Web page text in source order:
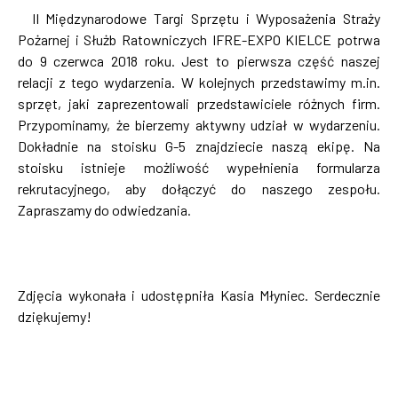
II Międzynarodowe Targi Sprzętu i Wyposażenia Straży
Pożarnej i Służb Ratowniczych IFRE-EXPO KIELCE potrwa
do 9 czerwca 2018 roku. Jest to pierwsza część naszej
relacji z tego wydarzenia. W kolejnych przedstawimy m.in.
sprzęt, jaki zaprezentowali przedstawiciele różnych firm.
Przypominamy, że bierzemy aktywny udział w wydarzeniu.
Dokładnie na stoisku G-5 znajdziecie naszą ekipę. Na
stoisku istnieje możliwość wypełnienia formularza
rekrutacyjnego, aby dołączyć do naszego zespołu.
Zapraszamy do odwiedzania.
Zdjęcia wykonała i udostępniła Kasia Młyniec. Serdecznie
dziękujemy!